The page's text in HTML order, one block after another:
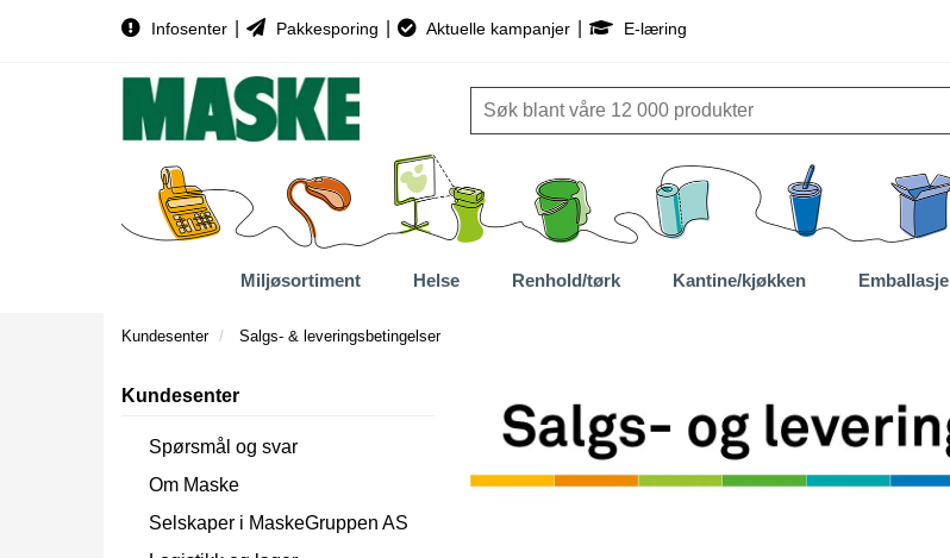
Infosenter Pakkesporing Aktuelle kampanjer E-læring
Miljøsortiment Helse Renhold/tørk Kantine/kjøkken Emballasje
Kundesenter Salgs- & leveringsbetingelser
Kundesenter
Spørsmål og svar
Om Maske
Selskaper i MaskeGruppen AS